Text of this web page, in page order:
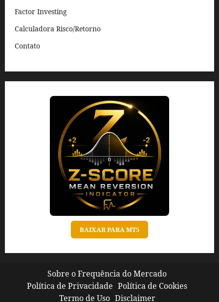
Factor Investing
Calculadora Risco/Retorno
Contato
BAIXAR PARA MT5
Sobre o Frequência do Mercado
Política de Privacidade Política de Cookies
Termo de Uso Disclaimer